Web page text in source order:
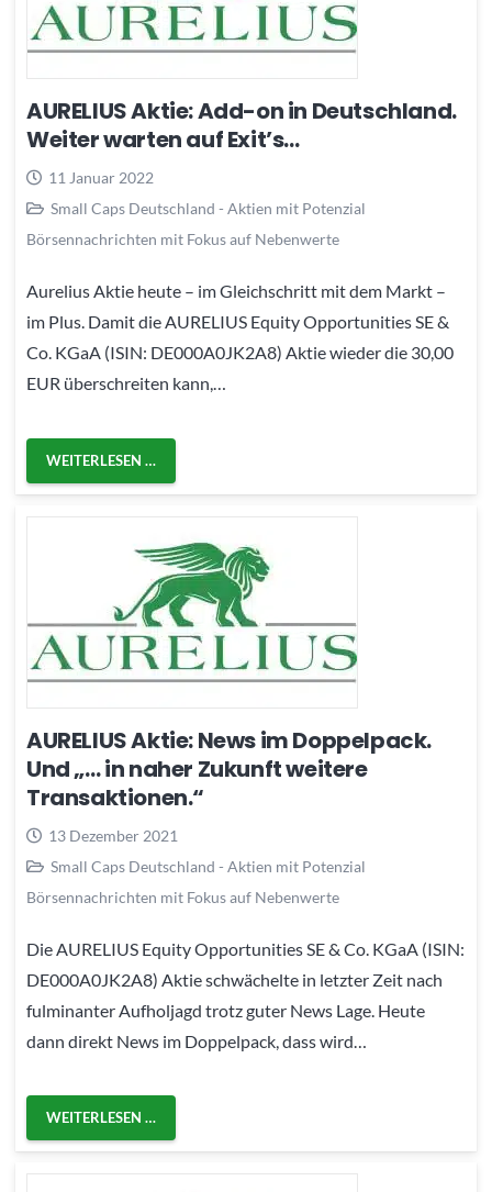
AURELIUS Aktie: Add-on in Deutschland.
Weiter warten auf Exit’s…
11 Januar 2022
Small Caps Deutschland - Aktien mit Potenzial
Börsennachrichten mit Fokus auf Nebenwerte
Aurelius Aktie heute – im Gleichschritt mit dem Markt –
im Plus. Damit die AURELIUS Equity Opportunities SE &
Co. KGaA (ISIN: DE000A0JK2A8) Aktie wieder die 30,00
EUR überschreiten kann,…
WEITERLESEN …
AURELIUS Aktie: News im Doppelpack.
Und „… in naher Zukunft weitere
Transaktionen.“
13 Dezember 2021
Small Caps Deutschland - Aktien mit Potenzial
Börsennachrichten mit Fokus auf Nebenwerte
Die AURELIUS Equity Opportunities SE & Co. KGaA (ISIN:
DE000A0JK2A8) Aktie schwächelte in letzter Zeit nach
fulminanter Aufholjagd trotz guter News Lage. Heute
dann direkt News im Doppelpack, dass wird…
WEITERLESEN …